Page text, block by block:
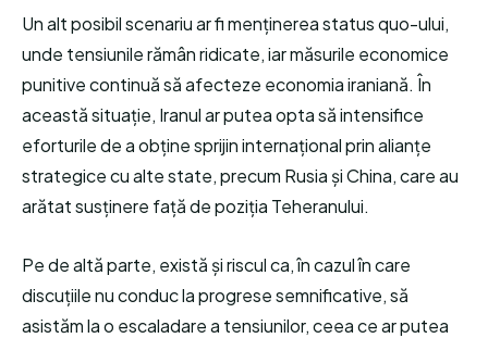
Un alt posibil scenariu ar fi menținerea status quo-ului,
unde tensiunile rămân ridicate, iar măsurile economice
punitive continuă să afecteze economia iraniană. În
această situație, Iranul ar putea opta să intensifice
eforturile de a obține sprijin internațional prin alianțe
strategice cu alte state, precum Rusia și China, care au
arătat susținere față de poziția Teheranului.
Pe de altă parte, există și riscul ca, în cazul în care
discuțiile nu conduc la progrese semnificative, să
asistăm la o escaladare a tensiunilor, ceea ce ar putea